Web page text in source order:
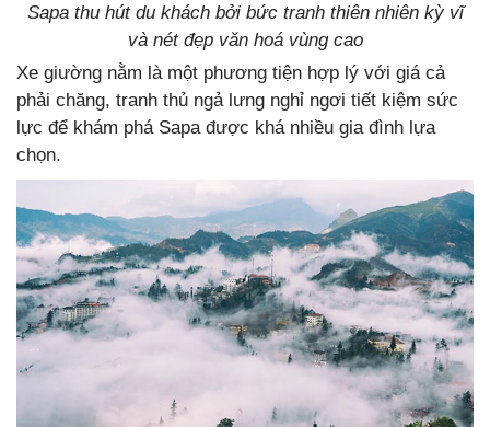
Sapa thu hút du khách bởi bức tranh thiên nhiên kỳ vĩ
và nét đẹp văn hoá vùng cao
Xe giường nằm là một phương tiện hợp lý với giá cả
phải chăng, tranh thủ ngả lưng nghỉ ngơi tiết kiệm sức
lực để khám phá Sapa được khá nhiều gia đình lựa
chọn.